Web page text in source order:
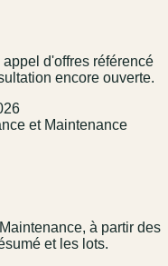
d'offres référencé
encore ouverte.
et Maintenance
à partir des
et les lots.